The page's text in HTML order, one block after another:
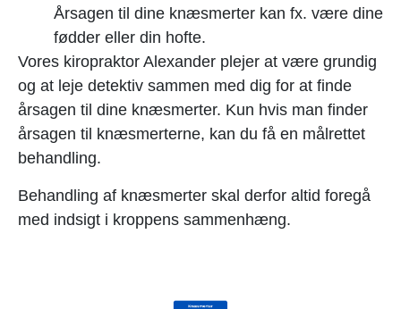
Årsagen til dine knæsmerter kan fx. være dine
fødder eller din hofte.
Vores kiropraktor Alexander plejer at være grundig
og at leje detektiv sammen med dig for at finde
årsagen til dine knæsmerter. Kun hvis man finder
årsagen til knæsmerterne, kan du få en målrettet
behandling.
Behandling af knæsmerter skal derfor altid foregå
med indsigt i kroppens sammenhæng.